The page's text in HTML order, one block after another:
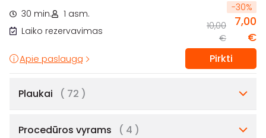
30 min.
1 asm.
Laiko rezervavimas
-30%
10,00
€
7,00
€
Apie paslaugą Pirkti
Plaukai ( 72 )
Procedūros vyrams ( 4 )